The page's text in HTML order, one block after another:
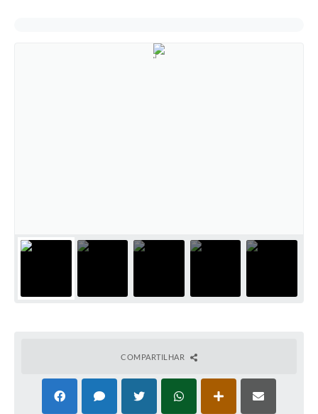
COMPARTILHAR